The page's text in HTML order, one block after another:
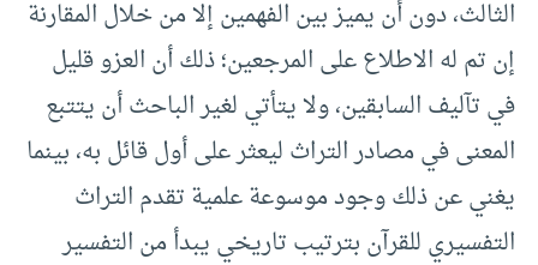
الثالث، دون أن يميز بين الفهمين إلا من خلال المقارنة
إن تم له الاطلاع على المرجعين؛ ذلك أن العزو قليل
في تآليف السابقين، ولا يتأتي لغير الباحث أن يتتبع
المعنى في مصادر التراث ليعثر على أول قائل به، بينما
يغني عن ذلك وجود موسوعة علمية تقدم التراث
التفسيري للقرآن بترتيب تاريخي يبدأ من التفسير